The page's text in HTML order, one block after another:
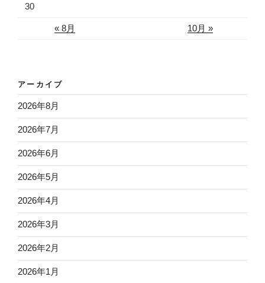
« 8月 10月 »
30
アーカイブ
2026年8月
2026年7月
2026年6月
2026年5月
2026年4月
2026年3月
2026年2月
2026年1月